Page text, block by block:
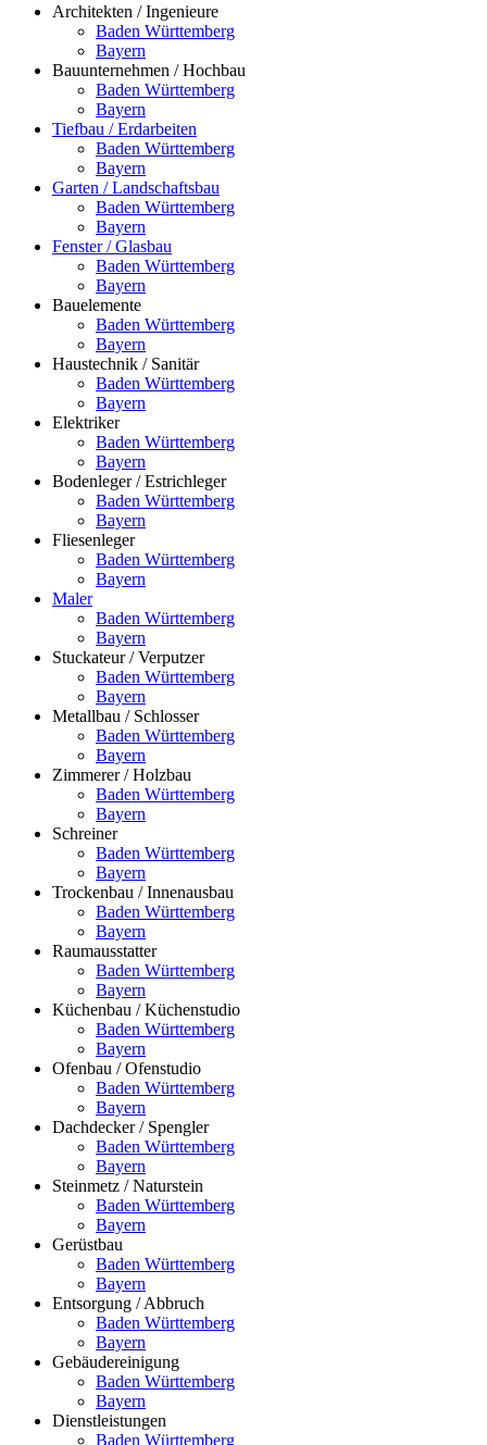
Architekten / Ingenieure
Baden Württemberg
Bayern
Bauunternehmen / Hochbau
Baden Württemberg
Bayern
Tiefbau / Erdarbeiten
Baden Württemberg
Bayern
Garten / Landschaftsbau
Baden Württemberg
Bayern
Fenster / Glasbau
Baden Württemberg
Bayern
Bauelemente
Baden Württemberg
Bayern
Haustechnik / Sanitär
Baden Württemberg
Bayern
Elektriker
Baden Württemberg
Bayern
Bodenleger / Estrichleger
Baden Württemberg
Bayern
Fliesenleger
Baden Württemberg
Bayern
Maler
Baden Württemberg
Bayern
Stuckateur / Verputzer
Baden Württemberg
Bayern
Metallbau / Schlosser
Baden Württemberg
Bayern
Zimmerer / Holzbau
Baden Württemberg
Bayern
Schreiner
Baden Württemberg
Bayern
Trockenbau / Innenausbau
Baden Württemberg
Bayern
Raumausstatter
Baden Württemberg
Bayern
Küchenbau / Küchenstudio
Baden Württemberg
Bayern
Ofenbau / Ofenstudio
Baden Württemberg
Bayern
Dachdecker / Spengler
Baden Württemberg
Bayern
Steinmetz / Naturstein
Baden Württemberg
Bayern
Gerüstbau
Baden Württemberg
Bayern
Entsorgung / Abbruch
Baden Württemberg
Bayern
Gebäudereinigung
Baden Württemberg
Bayern
Dienstleistungen
Baden Württemberg